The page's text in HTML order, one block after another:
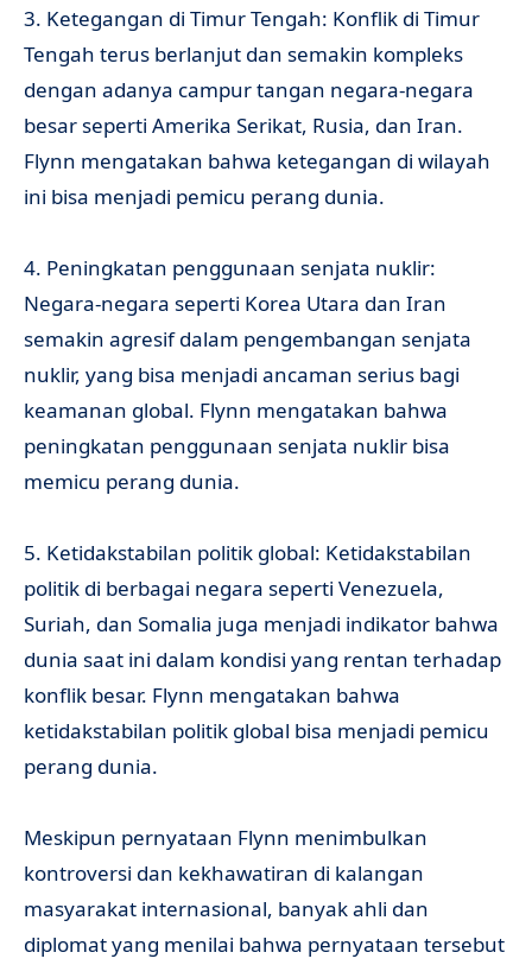
3. Ketegangan di Timur Tengah: Konflik di Timur
Tengah terus berlanjut dan semakin kompleks
dengan adanya campur tangan negara-negara
besar seperti Amerika Serikat, Rusia, dan Iran.
Flynn mengatakan bahwa ketegangan di wilayah
ini bisa menjadi pemicu perang dunia.
4. Peningkatan penggunaan senjata nuklir:
Negara-negara seperti Korea Utara dan Iran
semakin agresif dalam pengembangan senjata
nuklir, yang bisa menjadi ancaman serius bagi
keamanan global. Flynn mengatakan bahwa
peningkatan penggunaan senjata nuklir bisa
memicu perang dunia.
5. Ketidakstabilan politik global: Ketidakstabilan
politik di berbagai negara seperti Venezuela,
Suriah, dan Somalia juga menjadi indikator bahwa
dunia saat ini dalam kondisi yang rentan terhadap
konflik besar. Flynn mengatakan bahwa
ketidakstabilan politik global bisa menjadi pemicu
perang dunia.
Meskipun pernyataan Flynn menimbulkan
kontroversi dan kekhawatiran di kalangan
masyarakat internasional, banyak ahli dan
diplomat yang menilai bahwa pernyataan tersebut